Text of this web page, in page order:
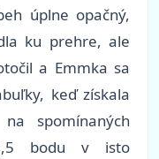
úplne opačný,
ku prehre, ale
a Emmka sa
keď získala
spomínaných
bodu v isto